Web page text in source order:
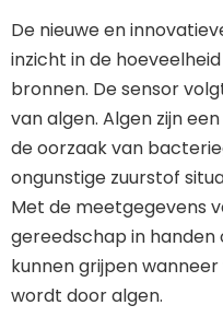
De nieuwe en
inzicht in de
bronnen. De sensor
van algen. Algen zijn
de oorzaak van
ongunstige zuurstof
Met de meetgegevens
gereedschap in
kunnen grijpen
wordt door algen.